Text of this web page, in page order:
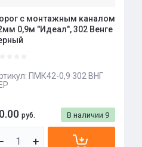
с монтажным каналом
0,9м "Идеал", 302 Венге
ПМК42-0,9 302 ВНГ
В наличии 9
руб.